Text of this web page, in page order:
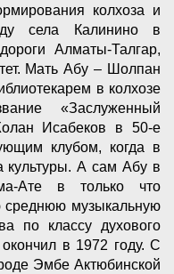
колхоза и
села Калинино в
Алматы-Талгар,
Мать Абу – Шолпан
в колхозе
«Заслуженный
Исабеков в 50-е
клубом, когда в
А сам Абу в
Ате в только что
среднюю музыкальную
по классу духового
в 1972 году. С
Эмбе Актюбинской